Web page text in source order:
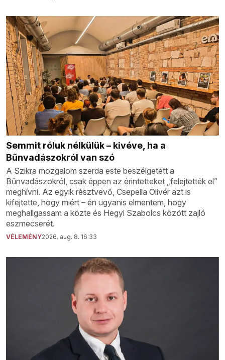
Semmit róluk nélkülük – kivéve, ha a
Bűnvadászokról van szó
A Szikra mozgalom szerda este beszélgetett a
Bűnvadászokról, csak éppen az érintetteket „felejtették el”
meghívni. Az egyik résztvevő, Csepella Olivér azt is
kifejtette, hogy miért – én ugyanis elmentem, hogy
meghallgassam a közte és Hegyi Szabolcs között zajló
eszmecserét.
VÉLEMÉNY2026. aug. 8. 16:33